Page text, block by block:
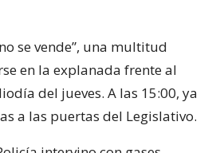
se vende”, una multitud
en la explanada frente al
del jueves. A las 15:00, ya
a las puertas del Legislativo.